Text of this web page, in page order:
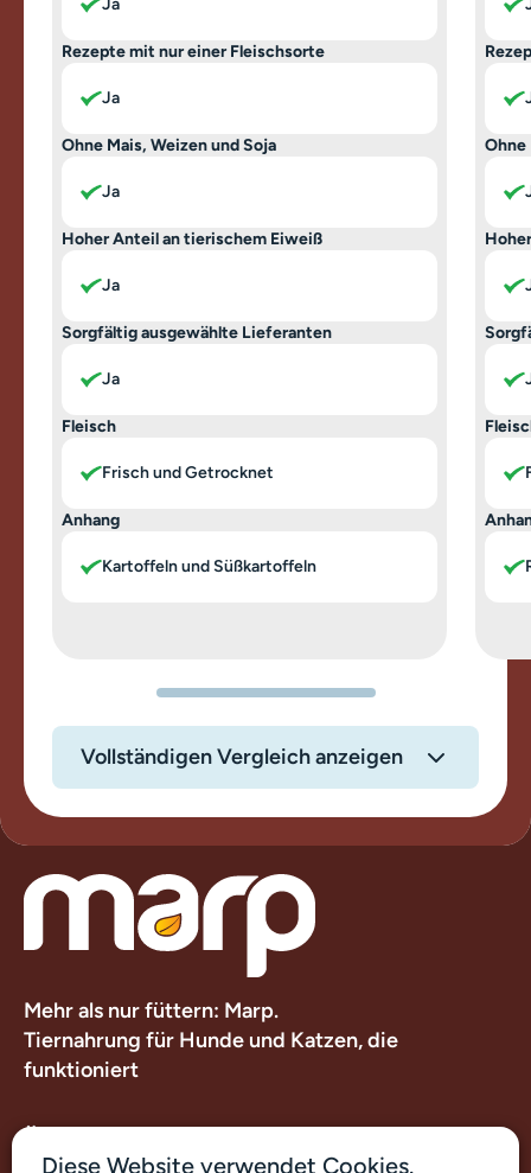
Rezepte mit nur einer Fleischsorte
Ja
Ohne Mais, Weizen und Soja
Ja
Hoher Anteil an tierischem Eiweiß
Ja
Sorgfältig ausgewählte Lieferanten
Ja
Fleisch
Frisch und Getrocknet
Anhang
Kartoffeln und Süßkartoffeln
Ohne
Vollständigen Vergleich anzeigen
Mehr als nur füttern: Marp.
Tiernahrung für Hunde und Katzen, die
funktioniert
Diese Website verwendet Cookies.